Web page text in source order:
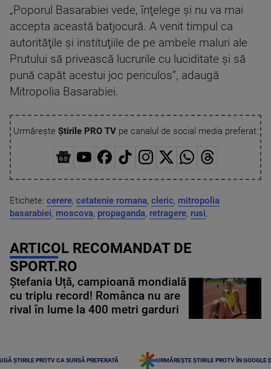
„Poporul Basarabiei vede, înţelege şi nu va mai
accepta această batjocură. A venit timpul ca
autorităţile şi instituţiile de pe ambele maluri ale
Prutului să privească lucrurile cu luciditate şi să
pună capăt acestui joc periculos”, adaugă
Mitropolia Basarabiei.
Urmărește Știrile PRO TVpe canalul de social media preferat:
Etichete: cerere, cetatenie romana, cleric, mitropolia
basarabiei, moscova, propaganda, retragere, rusi,
ARTICOL RECOMANDAT DE
SPORT.RO
Ștefania Uță, campioană mondială
cu triplu record! Românca nu are
rival în lume la 400 metri garduri
ȘTIRILE PROTV CA SURSĂ PREFERATĂ URMĂREȘTE ȘTIRILE PROTV ÎN GOOGLE